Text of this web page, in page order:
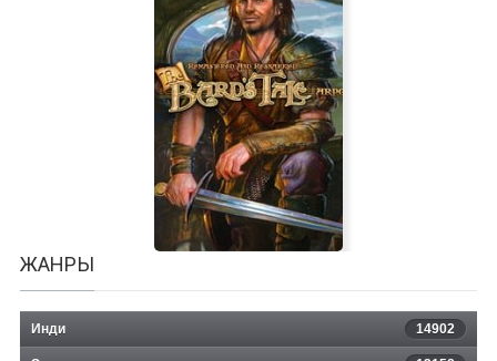
Detective Agency: Grey Tie
ЖАНРЫ
Инди 14902